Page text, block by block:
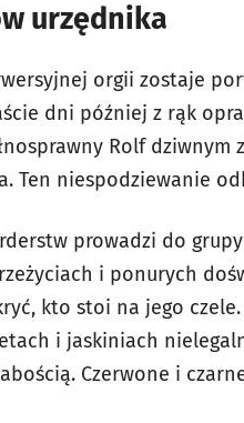
urzędnika
orgii zostaje
dni później z rąk
Rolf
Ten niespodziewanie
prowadzi do
i ponurych
kto stoi na jego
i jaskiniach
Czerwone i